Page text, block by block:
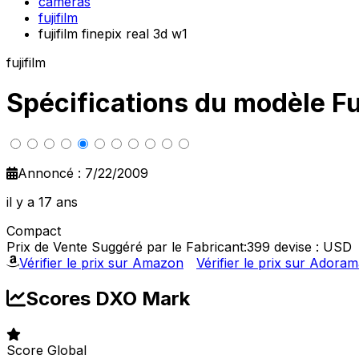
fujifilm
fujifilm finepix real 3d w1
fujifilm
Spécifications du modèle
Annoncé : 7/22/2009
il y a 17 ans
Compact
Prix de Vente Suggéré par le Fabricant:399 devise : USD
Vérifier le prix sur Amazon
Vérifier le prix sur
Scores DXO Mark
Score Global